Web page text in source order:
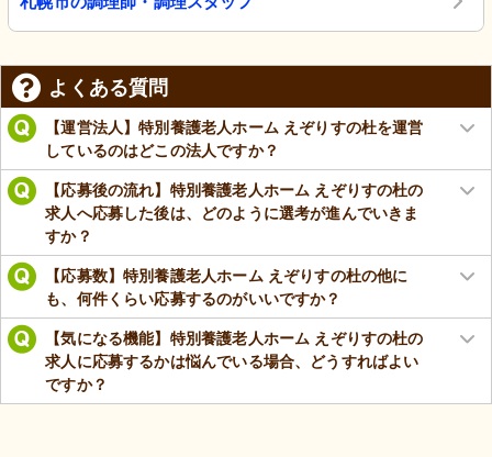
よくある質問
【運営法人】特別養護老人ホーム えぞりすの杜を運営
しているのはどこの法人ですか？
【応募後の流れ】特別養護老人ホーム えぞりすの杜の
求人へ応募した後は、どのように選考が進んでいきま
すか？
【応募数】特別養護老人ホーム えぞりすの杜の他に
も、何件くらい応募するのがいいですか？
【気になる機能】特別養護老人ホーム えぞりすの杜の
求人に応募するかは悩んでいる場合、どうすればよい
ですか？